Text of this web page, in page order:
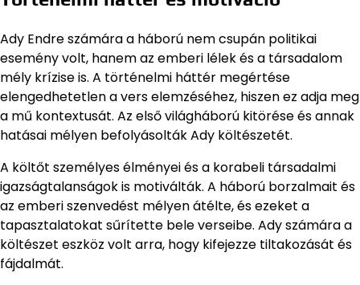
Ady Endre számára a háború nem csupán politikai
esemény volt, hanem az emberi lélek és a társadalom
mély krízise is. A történelmi háttér megértése
elengedhetetlen a vers elemzéséhez, hiszen ez adja meg
a mű kontextusát. Az első világháború kitörése és annak
hatásai mélyen befolyásolták Ady költészetét.
A költőt személyes élményei és a korabeli társadalmi
igazságtalanságok is motiválták. A háború borzalmait és
az emberi szenvedést mélyen átélte, és ezeket a
tapasztalatokat sűrítette bele verseibe. Ady számára a
költészet eszköz volt arra, hogy kifejezze tiltakozását és
fájdalmát.